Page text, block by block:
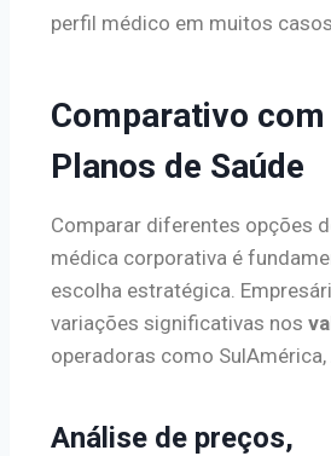
perfil médico em muitos casos.
Comparativo
Planos de Saúde
Comparar diferentes opções
médica corporativa é
escolha estratégica.
variações significativas nos
operadoras como SulAmérica,
Análise de preços,